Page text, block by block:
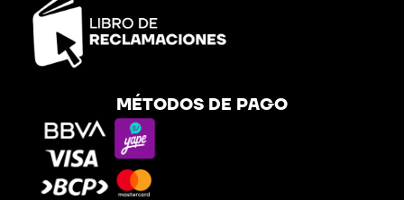
MÉTODOS DE PAGO